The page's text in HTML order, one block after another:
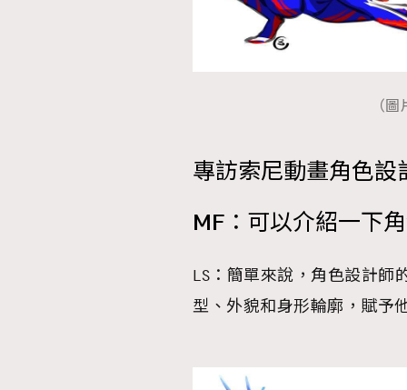
（
專訪索尼動畫角色設
MF：可以介紹一下
LS：簡單來說，角色設計師
型、外貌和身形輪廓，賦予